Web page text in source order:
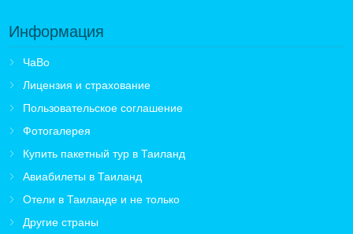
Информация
ЧаВо
Лицензия и страхование
Пользовательское соглашение
Фотогалерея
Купить пакетный тур в Таиланд
Авиабилеты в Таиланд
Отели в Таиланде и не только
Другие страны